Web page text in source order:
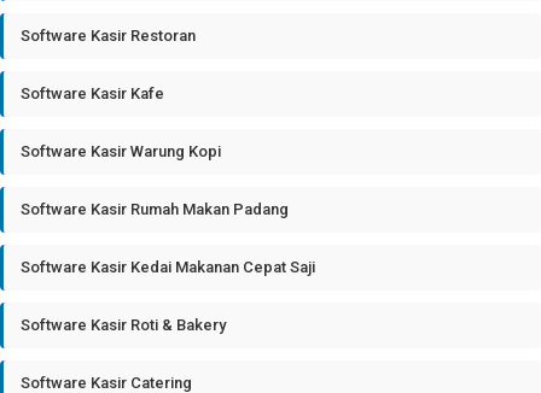
Software Kasir Restoran
Software Kasir Kafe
Software Kasir Warung Kopi
Software Kasir Rumah Makan Padang
Software Kasir Kedai Makanan Cepat Saji
Software Kasir Roti & Bakery
Software Kasir Catering